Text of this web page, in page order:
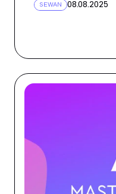
SEWAN 08.08.2025